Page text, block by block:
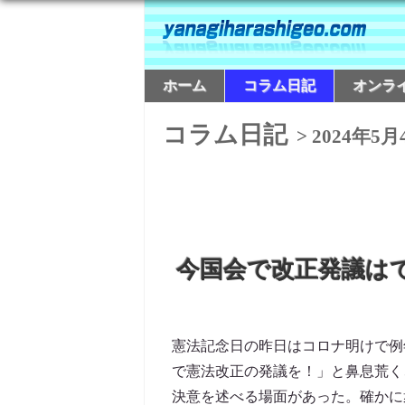
ホーム コラム日記 オンラ
コラム日記> 2024年5月
今国会で改正発議は
憲法記念日の昨日はコロナ明けで
で憲法改正の発議を！」と鼻息荒
決意を述べる場面があった。確か